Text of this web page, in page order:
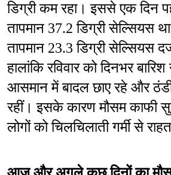
डिग्री कम रहा। इससे एक दिन
तापमान 37.2 डिग्री सेल्सियस
तापमान 23.3 डिग्री सेल्सियस
हालांकि रविवार को दिनभर
आसमान में बादल छाए रहे और
रहीं। इसके कारण मौसम काफी
लोगों को चिलचिलाती गर्मी से